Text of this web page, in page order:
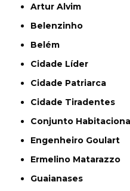
Artur Alvim
Belenzinho
Belém
Cidade Líder
Cidade Patriarca
Cidade Tiradentes
Conjunto
Engenheiro Goulart
Ermelino Matarazzo
Guaianases